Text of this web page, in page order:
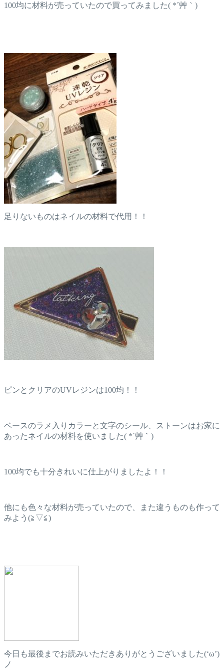
100均に材料が売っていたので買ってみました( *´艸｀)
足りないものはネイルの材料で代用！！
ピンとクリアのUVレジンは100均！！
ベースのラメ入りカラーと文字のシール、ストーンはお家に
あったネイルの材料を使いました( *´艸｀)
100均でも十分きれいに仕上がりましたよ！！
他にも色々な材料が売っていたので、また違うものも作って
みよう(≧▽≦)
今日も最後までお読みいただきありがとうございました(‘ω’)
ノ